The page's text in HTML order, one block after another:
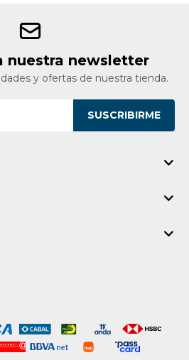
nuestra newsletter
y ofertas de nuestra tienda.
SUSCRIBIRME